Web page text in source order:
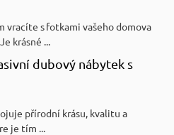
vracíte s fotkami vašeho domova
krásné ...
dubový nábytek s
přírodní krásu, kvalitu a
je tím ...